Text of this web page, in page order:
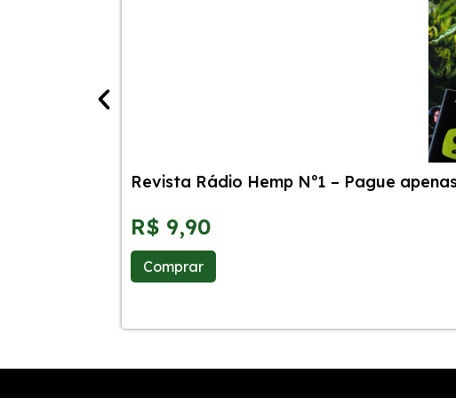
Revista Rádio Hemp Nº1 – Pague
R$ 9,90
Comprar